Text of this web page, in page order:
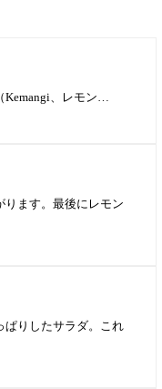
Kemangi、レモン…
ます。最後にレモン
ぱりしたサラダ。これ